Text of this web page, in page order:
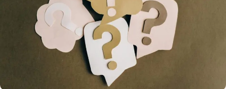
Onze specialisaties
Plan een afspraak